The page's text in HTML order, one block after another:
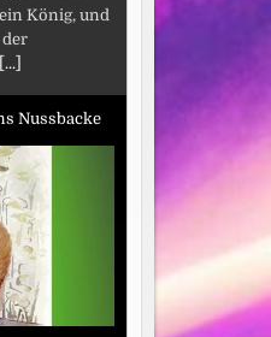
König, und
[...]
Nussbacke